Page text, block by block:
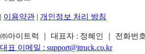
| 이용약관 | 개인정보 처리 방침
㈜아이트럭 ｜ 대표자 : 정혜인 ｜ 전화번
대표 이메일 : support@itruck.co.kr